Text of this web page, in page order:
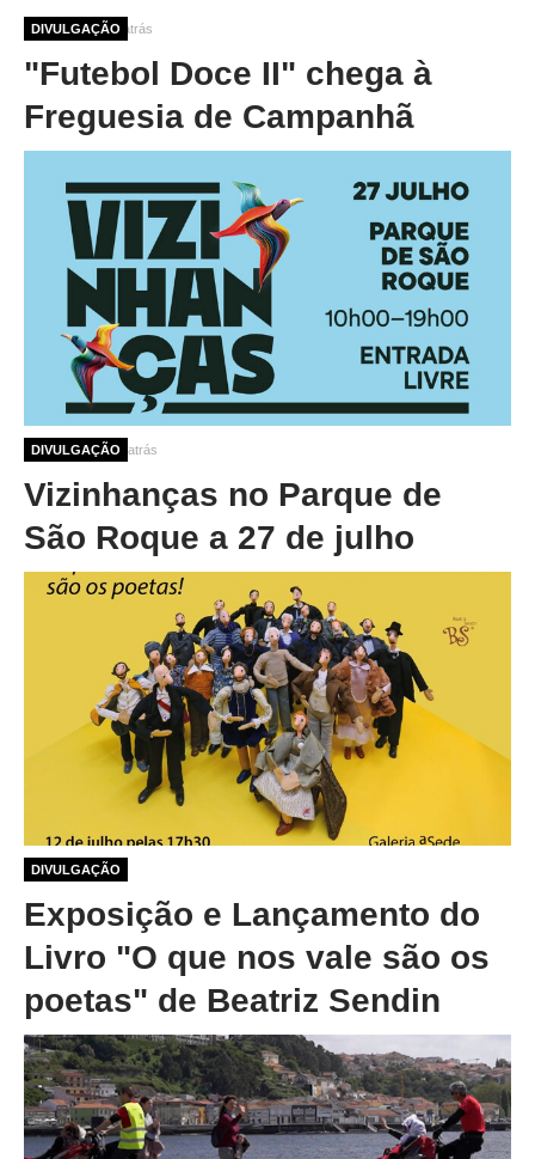
DIVULGAÇÃO
12 meses 3 dias atrás
"Futebol Doce II" chega à
Freguesia de Campanhã
DIVULGAÇÃO
1 ano 2 semanas atrás
Vizinhanças no Parque de
São Roque a 27 de julho
DIVULGAÇÃO
1 ano 1 mês atrás
Exposição e Lançamento do
Livro "O que nos vale são os
poetas" de Beatriz Sendin